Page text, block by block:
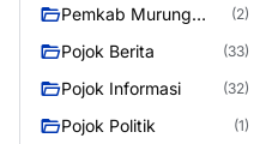
Pemkab Murung
(2)
Pojok Berita (33)
Pojok Informasi (32)
Pojok Politik (1)